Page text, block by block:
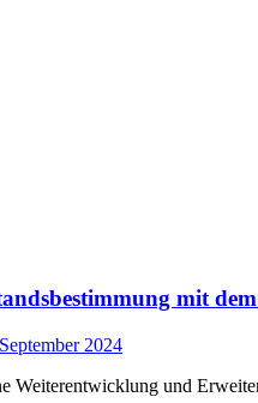
mit
2024
und